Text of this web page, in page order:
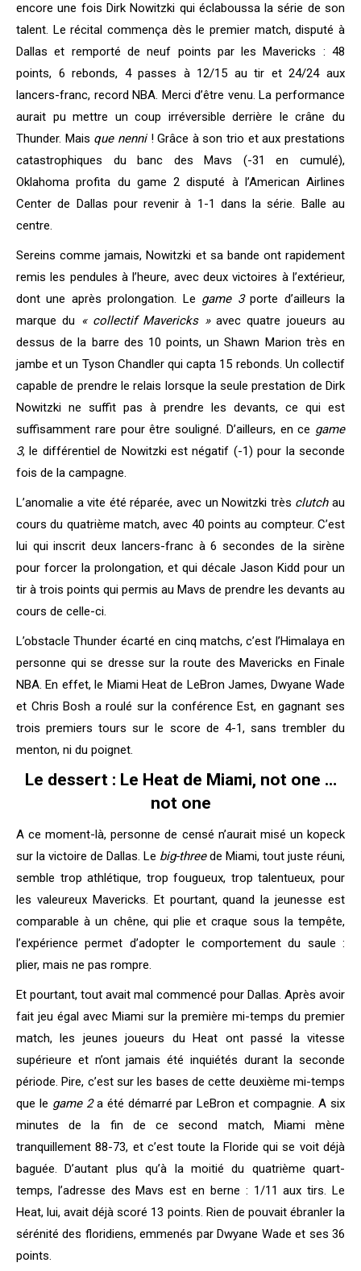
encore une fois Dirk Nowitzki qui éclaboussa la série de son
talent. Le récital commença dès le premier match, disputé à
Dallas et remporté de neuf points par les Mavericks : 48
points, 6 rebonds, 4 passes à 12/15 au tir et 24/24 aux
lancers-franc, record NBA. Merci d’être venu. La performance
aurait pu mettre un coup irréversible derrière le crâne du
Thunder. Mais que nenni! Grâce à son trio et aux prestations
catastrophiques du banc des Mavs (-31 en cumulé),
Oklahoma profita du game 2 disputé à l’American Airlines
Center de Dallas pour revenir à 1-1 dans la série. Balle au
centre.
Sereins comme jamais, Nowitzki et sa bande ont rapidement
remis les pendules à l’heure, avec deux victoires à l’extérieur,
dont une après prolongation. Le game 3porte d’ailleurs la
marque du
« collectif Mavericks »avec quatre joueurs au
dessus de la barre des 10 points, un Shawn Marion très en
jambe et un Tyson Chandler qui capta 15 rebonds. Un collectif
capable de prendre le relais lorsque la seule prestation de Dirk
Nowitzki ne suffit pas à prendre les devants, ce qui est
suffisamment rare pour être souligné. D’ailleurs, en ce game
3, le différentiel de Nowitzki est négatif (-1) pour la seconde
fois de la campagne.
L’anomalie a vite été réparée, avec un Nowitzki très clutchau
cours du quatrième match, avec 40 points au compteur. C’est
lui qui inscrit deux lancers-franc à 6 secondes de la sirène
pour forcer la prolongation, et qui décale Jason Kidd pour un
tir à trois points qui permis au Mavs de prendre les devants au
cours de celle-ci.
L’obstacle Thunder écarté en cinq matchs, c’est l’Himalaya en
personne qui se dresse sur la route des Mavericks en Finale
NBA. En effet, le Miami Heat de LeBron James, Dwyane Wade
et Chris Bosh a roulé sur la conférence Est, en gagnant ses
trois premiers tours sur le score de 4-1, sans trembler du
menton, ni du poignet.
Le dessert : Le Heat de Miami, not one …
not one
A ce moment-là, personne de censé n’aurait misé un kopeck
sur la victoire de Dallas. Le big-threede Miami, tout juste réuni,
semble trop athlétique, trop fougueux, trop talentueux, pour
les valeureux Mavericks. Et pourtant, quand la jeunesse est
comparable à un chêne, qui plie et craque sous la tempête,
l’expérience permet d’adopter le comportement du saule :
plier, mais ne pas rompre.
Et pourtant, tout avait mal commencé pour Dallas. Après avoir
fait jeu égal avec Miami sur la première mi-temps du premier
match, les jeunes joueurs du Heat ont passé la vitesse
supérieure et n’ont jamais été inquiétés durant la seconde
période. Pire, c’est sur les bases de cette deuxième mi-temps
que le game 2a été démarré par LeBron et compagnie. A six
minutes de la fin de ce second match, Miami mène
tranquillement 88-73, et c’est toute la Floride qui se voit déjà
baguée. D’autant plus qu’à la moitié du quatrième quart-
temps, l’adresse des Mavs est en berne : 1/11 aux tirs. Le
Heat, lui, avait déjà scoré 13 points. Rien de pouvait ébranler la
sérénité des floridiens, emmenés par Dwyane Wade et ses 36
points.